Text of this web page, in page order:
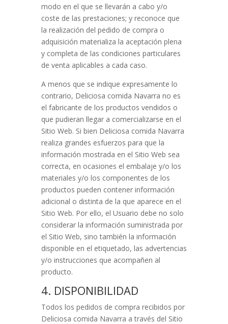
modo en el que se llevarán a cabo y/o
coste de las prestaciones; y reconoce que
la realización del pedido de compra o
adquisición materializa la aceptación plena
y completa de las condiciones particulares
de venta aplicables a cada caso.
A menos que se indique expresamente lo
contrario, Deliciosa comida Navarra no es
el fabricante de los productos vendidos o
que pudieran llegar a comercializarse en el
Sitio Web. Si bien Deliciosa comida Navarra
realiza grandes esfuerzos para que la
información mostrada en el Sitio Web sea
correcta, en ocasiones el embalaje y/o los
materiales y/o los componentes de los
productos pueden contener información
adicional o distinta de la que aparece en el
Sitio Web. Por ello, el Usuario debe no solo
considerar la información suministrada por
el Sitio Web, sino también la información
disponible en el etiquetado, las advertencias
y/o instrucciones que acompañen al
producto.
4. DISPONIBILIDAD
Todos los pedidos de compra recibidos por
Deliciosa comida Navarra a través del Sitio